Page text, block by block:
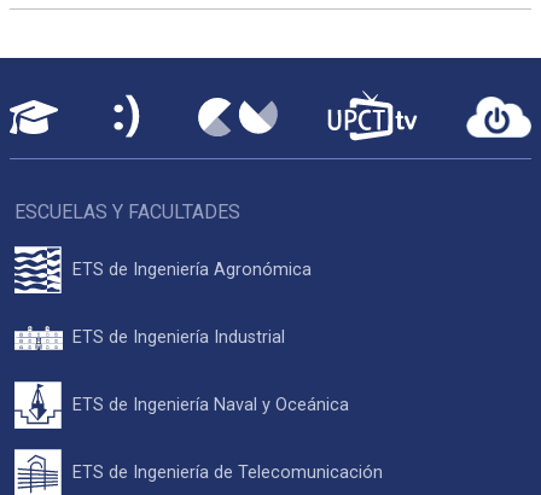
ESCUELAS Y FACULTADES
ETS de Ingeniería Agronómica
ETS de Ingeniería Industrial
ETS de Ingeniería Naval y Oceánica
ETS de Ingeniería de Telecomunicación